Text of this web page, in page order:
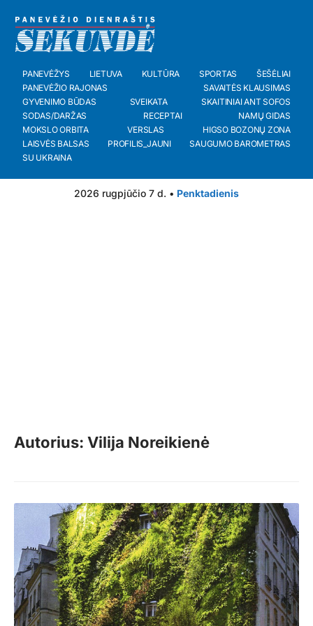
PANEVĖŽYS LIETUVA KULTŪRA SPORTAS
ŠEŠĖLIAI
PANEVĖŽIO RAJONAS
SAVAITĖS KLAUSIMAS
GYVENIMO BŪDAS
SVEIKATA
SKAITINIAI ANT SOFOS
SODAS/DARŽAS
RECEPTAI
NAMŲ GIDAS
MOKSLO ORBITA
VERSLAS
HIGSO BOZONŲ ZONA
LAISVĖS BALSAS
PROFILIS_JAUNI
SAUGUMO BAROMETRAS
SU UKRAINA
2026 rugpjūčio 7 d. • Penktadienis
Autorius: Vilija Noreikienė